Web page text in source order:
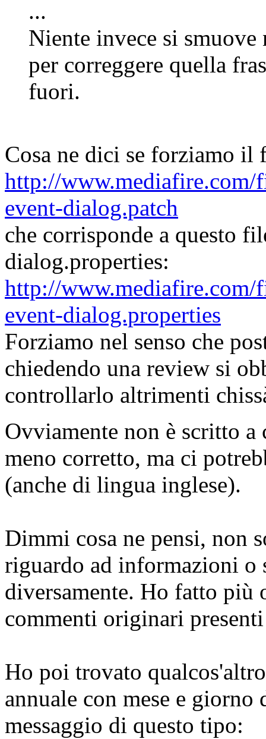
...
Niente invece si
per correggere quella
fuori.
Cosa ne dici se forziamo il
http://
event-dialog.patch
che corrisponde a questo
dialog.properties:
http://www.mediafire.com/
event-dialog.properties
Forziamo nel senso che
chiedendo una review si
controllarlo altrimenti
Ovviamente non è scritto a
meno corretto, ma ci
(anche di lingua inglese).
Dimmi cosa ne pensi, non
riguardo ad informazioni o
diversamente. Ho fatto più
commenti originari
Ho poi trovato
annuale con mese e
messaggio di questo tipo: